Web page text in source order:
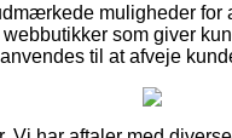
muligheder for
som giver
til at afveje